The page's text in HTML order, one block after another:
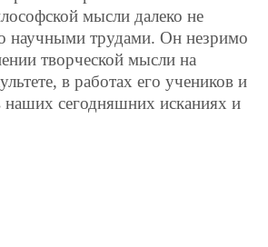
мысли далеко не
научными трудами. Он незримо
творческой мысли на
в работах его учеников и
наших сегодняшних исканиях и